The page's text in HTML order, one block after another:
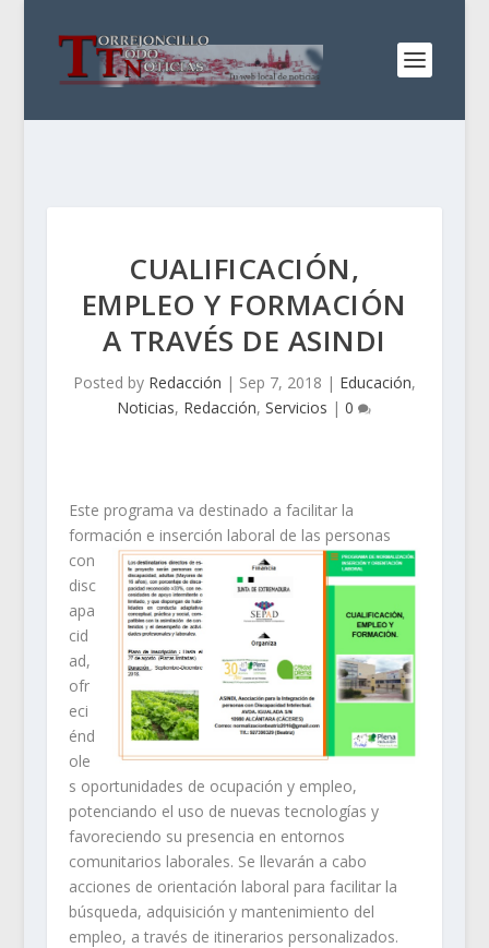
CUALIFICACIÓN,
EMPLEO Y FORMACIÓN
A TRAVÉS DE ASINDI
Posted by Redacción | Sep 7, 2018 | Educación,
Noticias, Redacción,Servicios |0
Este programa va destinado a facilitar la
formación e inserción laboral de las personas
con
disc
apa
cid
ad,
ofr
eci
énd
ole
s oportunidades de ocupación y empleo,
potenciando el uso de nuevas tecnologías y
favoreciendo su presencia en entornos
comunitarios laborales. Se llevarán a cabo
acciones de orientación laboral para facilitar la
búsqueda, adquisición y mantenimiento del
empleo, a través de itinerarios personalizados.